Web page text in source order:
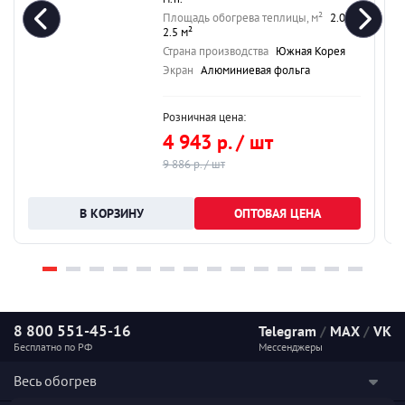
Площадь обогрева теплицы, м² 2.0-
2.5 м²
Страна производства Южная Корея
Экран Алюминиевая фольга
Розничная цена:
4 943 р. / шт
9 886 р. / шт
ОПТОВАЯ ЦЕНА
8 800 551-45-16
Бесплатно по РФ
Telegram / MAX / VK
Мессенджеры
Весь обогрев